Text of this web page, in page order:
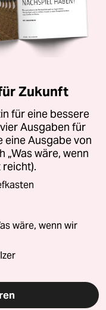
Zukunft
für eine bessere
Ausgaben für
eine Ausgabe von
„Was wäre, wenn
reicht).
wäre, wenn wir